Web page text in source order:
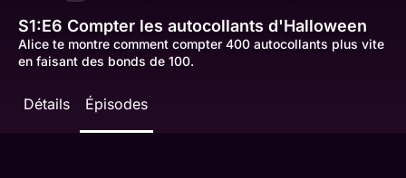
S1:E6 Compter les autocollants d'Halloween
Alice te montre comment compter 400 autocollants plus vite
en faisant des bonds de 100.
Détails Épisodes